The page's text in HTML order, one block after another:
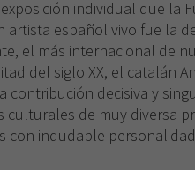
individual que la
artista español vivo fue la
el más internacional de
del siglo XX, el catalán
contribución decisiva y
culturales de muy diversa
con indudable